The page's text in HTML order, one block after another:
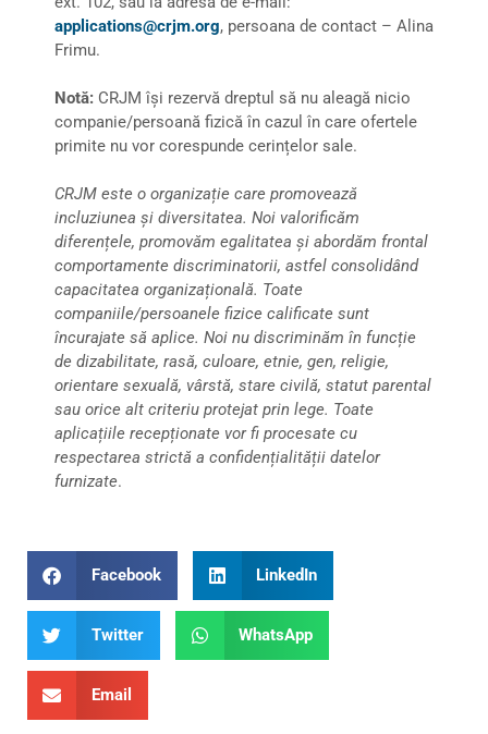
applications@crjm.org, persoana de contact – Alina
Frimu.
Notă: CRJM își rezervă dreptul să nu aleagă nicio
companie/persoană fizică în cazul în care ofertele
primite nu vor corespunde cerințelor sale.
CRJM este o organizație care promovează
incluziunea și diversitatea. Noi valorificăm
diferențele, promovăm egalitatea și abordăm frontal
comportamente discriminatorii, astfel consolidând
capacitatea organizațională. Toate
companiile/persoanele fizice calificate sunt
încurajate să aplice. Noi nu discriminăm în funcție
de dizabilitate, rasă, culoare, etnie, gen, religie,
orientare sexuală, vârstă, stare civilă, statut parental
sau orice alt criteriu protejat prin lege. Toate
aplicațiile recepționate vor fi procesate cu
respectarea strictă a confidențialității datelor
furnizate.
Facebook LinkedIn
Twitter WhatsApp
Email